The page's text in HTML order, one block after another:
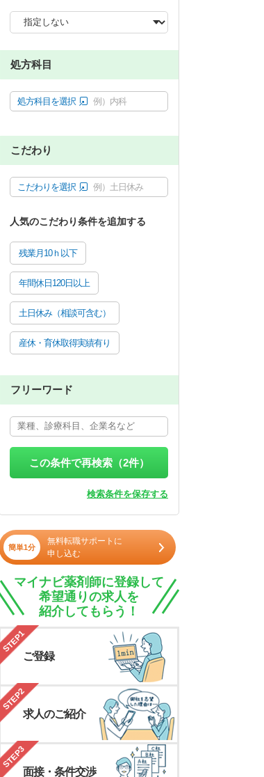
処方科目
処方科目を選択 例）内科
こだわり
こだわりを選択 例）土日休み
人気のこだわり条件を追加する
残業月10ｈ以下
年間休日120日以上
土日休み（相談可含む）
産休・育休取得実績有り
フリーワード
この条件で再検索（2件）
検索条件を保存する
簡単1分
無料転職サポートに
申し込む
マイナビ薬剤師に登録して
希望通りの求人を
紹介してもらう！
STEP1
ご登録
STEP2
求人のご紹介
STEP3
面接・条件交渉